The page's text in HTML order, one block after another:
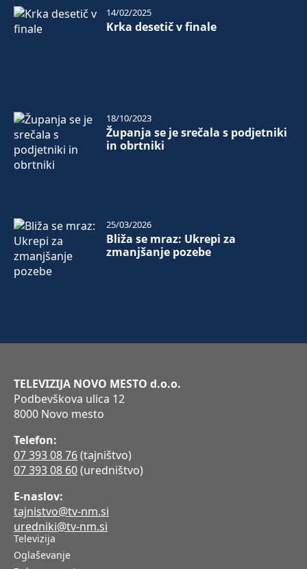
Krka desetič v finale
14/02/2025
Županja se je srečala s podjetniki
in obrtniki
18/10/2023
Bliža se mraz: Ukrepi za
zmanjšanje pozebe
25/03/2026
TELEVIZIJA NOVO MESTO d.o.o.
Podbevškova ulica 12
8000 Novo mesto
Telefon:
07 393 08 76(tajništvo)
07 393 08 60(uredništvo)
E-naslov:
tajnistvo@tv-nm.si
uredniki@tv-nm.si
Televizija
Oglaševanje